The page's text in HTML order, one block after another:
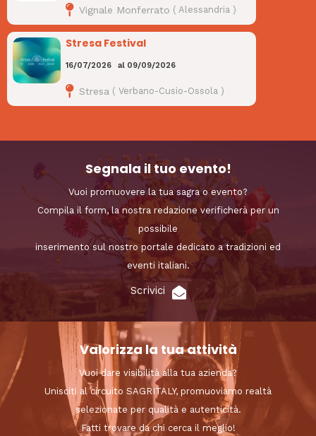
Vignale Monferrato ( Alessandria )
Stresa Festival
16/07/2026 al 09/09/2026
Stresa ( Verbano-Cusio-Ossola)
Segnala il tuo evento!
Vuoi promuovere la tua sagra o evento?
Compila il form, la nostra redazione verificherà per un
possibile
inserimento sul nostro portale dedicato a tradizioni ed
eventi italiani.
Scrivici
Valorizza la tua attività
Vuoi dare visibilità alla tua azienda?
Unisciti al circuito SAGRITALY, promuoviamo realtà
selezionate per qualità e autenticità.
Fatti trovare da chi cerca il meglio!